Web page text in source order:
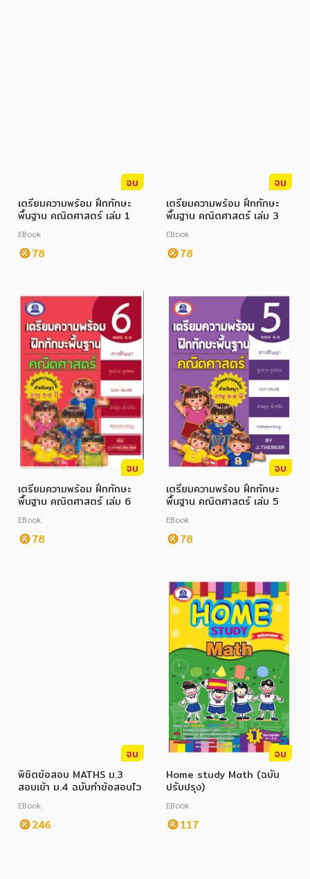
หมวดหมู่หนังสือ
หมวดหมู่ยอดนิยม
หนังสือออกใหม่ หนังสือยอดนิยม หนังสือเช่า
อีบุ๊กอ่านฟรี
หนังสือเสียง
โปรโมชั่นลดราคา
อาหาร สุขภาพ การแพทย์
ศิลปะ บันเทิง กีฬา ท่องเที่ยว
การเรียน การศึกษา
เทคโนโลยี การสื่อสาร วิทยาศาสตร์
จบ
เตรียมความพร้อม ฝึกทักษะ
พื้นฐาน คณิตศาสตร์ เล่ม 1
EBook
78
จบ
เตรียมความพร้อม ฝึกทักษะ
พื้นฐาน คณิตศาสตร์ เล่ม 3
EBook
78
จบ
เตรียมความพร้อม ฝึกทักษะ
พื้นฐาน คณิตศาสตร์ เล่ม 6
EBook
78
จบ
เตรียมความพร้อม ฝึกทักษะ
พื้นฐาน คณิตศาสตร์ เล่ม 5
EBook
78
จบ
พิชิตข้อสอบ MATHS ม.3
สอบเข้า ม.4 ฉบับทำข้อสอบไว
EBook
246
จบ
Home study Math (ฉบับ
ปรับปรุง)
EBook
117